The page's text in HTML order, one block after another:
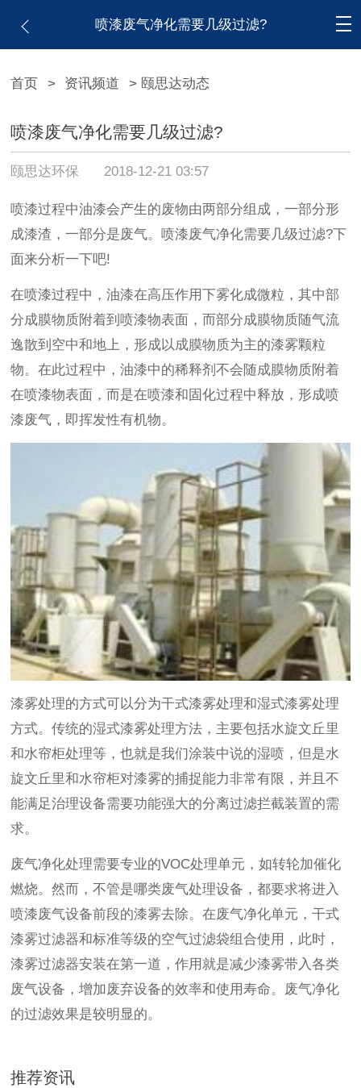
喷漆废气净化需要几级过滤?
首页 > 资讯频道 > 颐思达动态
喷漆废气净化需要几级过滤?
颐思达环保 2018-12-21 03:57
喷漆过程中油漆会产生的废物由两部分组成，一部分形
成漆渣，一部分是废气。喷漆废气净化需要几级过滤?下
面来分析一下吧!
在喷漆过程中，油漆在高压作用下雾化成微粒，其中部
分成膜物质附着到喷漆物表面，而部分成膜物质随气流
逸散到空中和地上，形成以成膜物质为主的漆雾颗粒
物。在此过程中，油漆中的稀释剂不会随成膜物质附着
在喷漆物表面，而是在喷漆和固化过程中释放，形成喷
漆废气，即挥发性有机物。
漆雾处理的方式可以分为干式漆雾处理和湿式漆雾处理
方式。传统的湿式漆雾处理方法，主要包括水旋文丘里
和水帘柜处理等，也就是我们涂装中说的湿喷，但是水
旋文丘里和水帘柜对漆雾的捕捉能力非常有限，并且不
能满足治理设备需要功能强大的分离过滤拦截装置的需
求。
废气净化处理需要专业的VOC处理单元，如转轮加催化
燃烧。然而，不管是哪类废气处理设备，都要求将进入
喷漆废气设备前段的漆雾去除。在废气净化单元，干式
漆雾过滤器和标准等级的空气过滤袋组合使用，此时，
漆雾过滤器安装在第一道，作用就是减少漆雾带入各类
废气设备，增加废弃设备的效率和使用寿命。废气净化
的过滤效果是较明显的。
推荐资讯